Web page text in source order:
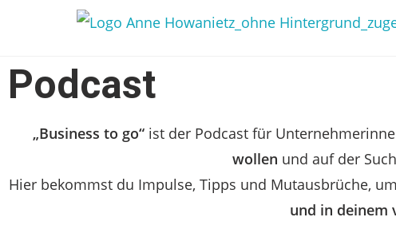
Podcast
„Business to go“ist der Podcast für
wollen und auf der
Hier bekommst du Impulse, Tipps und Mutausbrüche,
und in deinem